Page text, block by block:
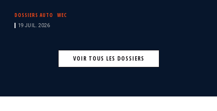
DOSSIERS AUTO WEC
19 JUIL. 2026
VOIR TOUS LES DOSSIERS